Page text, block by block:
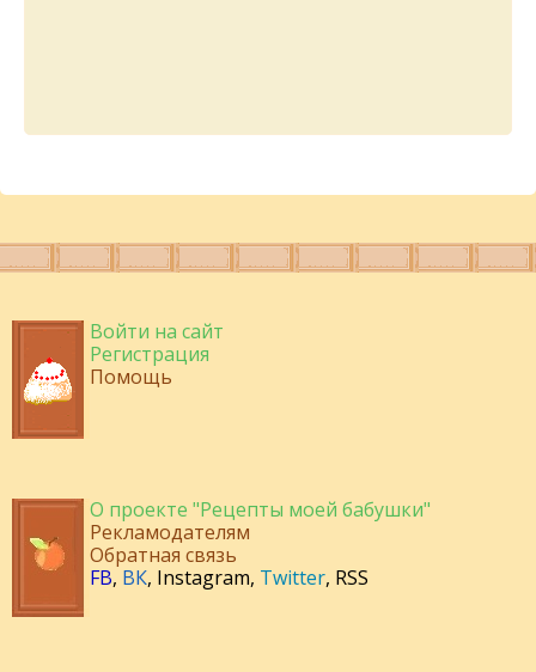
Войти на сайт
Регистрация
Помощь
О проекте "Рецепты моей бабушки"
Рекламодателям
Обратная связь
FB, ВК, Instagram, Twitter, RSS